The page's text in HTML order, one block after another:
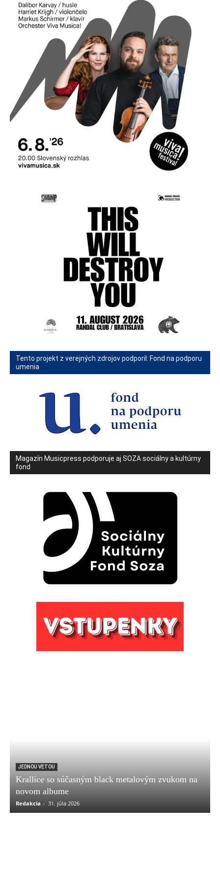
Tento projekt z verejných zdrojov podporil: Fond na podporu
umenia
Magazín Musicpress podporuje aj SOZA sociálny a kultúrny
fond
JEDNOU VETOU
Krallice so súčasným black metalovým zvukom na
novom albume
Redakcia - 31. júla 2026